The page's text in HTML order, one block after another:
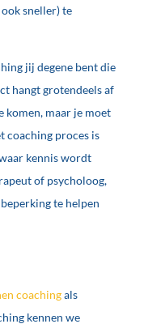
sneller) te
jij degene bent die
hangt grotendeels af
komen, maar je moet
coaching proces is
kennis wordt
of psycholoog,
te helpen
coachingals
kennen we